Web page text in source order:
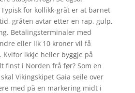
Typisk for kollikk-gråt er at barnet
gråten avtar etter en rap, gulp,
Betalingsterminaler med
eller lik 10 kroner vil få
Kvifor ikkje heller byggje på
finst i Norden frå før? Som en
Vikingskipet Gaia seile over
med på en markering midt i